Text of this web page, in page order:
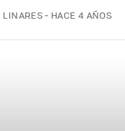
LINARES HACE 4 AÑOS